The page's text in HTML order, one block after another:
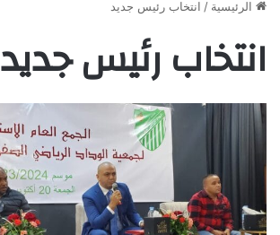
الرئيسية / انتخاب رئيس جديد
انتخاب رئيس جديد